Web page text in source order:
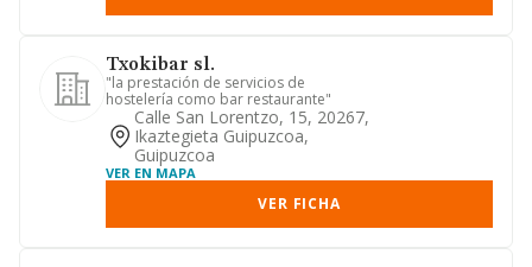
Txokibar sl.
"la prestación de servicios de
hostelería como bar restaurante"
Calle San Lorentzo, 15, 20267,
Ikaztegieta Guipuzcoa,
Guipuzcoa
VER EN MAPA
VER FICHA